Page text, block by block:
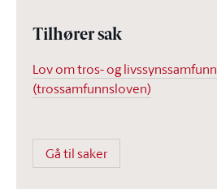
Tilhører sak
Lov om tros- og livssynssamfunn
(trossamfunnsloven)
Gå til saker